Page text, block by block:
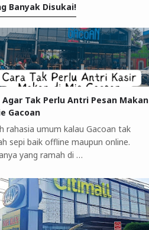
Banyak Disukai!
Agar Tak Perlu Antri Pesan Makan
Gacoan
rahasia umum kalau Gacoan tak
sepi baik offline maupun online.
yang ramah di …